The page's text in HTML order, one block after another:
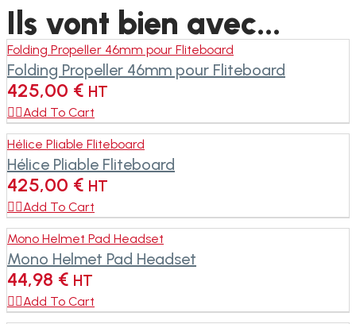
Ils vont bien avec...
Folding Propeller 46mm pour Fliteboard
Folding Propeller 46mm pour Fliteboard
425,00 € HT
Add To Cart
Hélice Pliable Fliteboard
Hélice Pliable Fliteboard
425,00 € HT
Add To Cart
Mono Helmet Pad Headset
Mono Helmet Pad Headset
44,98 € HT
Add To Cart